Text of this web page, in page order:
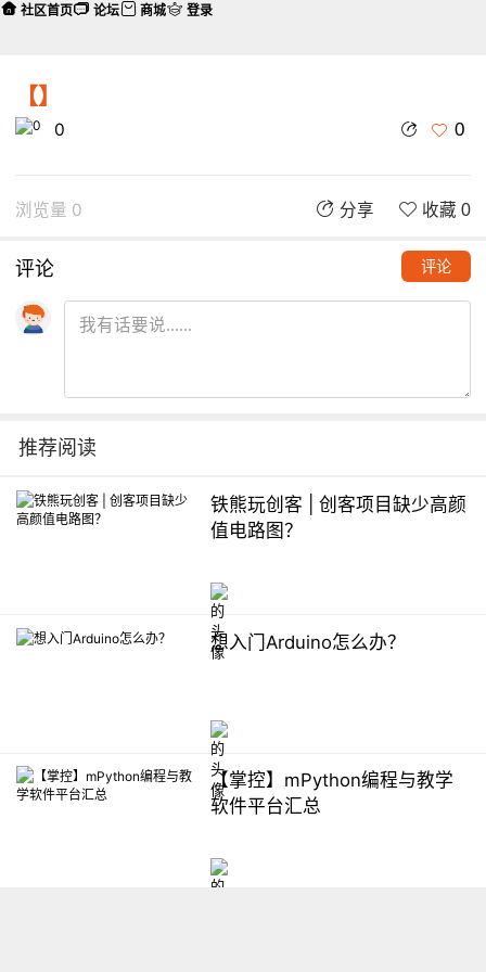
【】
0 0
浏览量 0 分享 收藏 0
评论 评论
推荐阅读
铁熊玩创客 | 创客项目缺少高颜
值电路图？
想入门Arduino怎么办？
【掌控】mPython编程与教学
软件平台汇总
社区首页 论坛 商城 登录